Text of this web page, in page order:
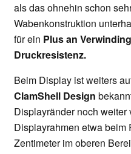
als das ohnehin schon
Wabenkonstruktion
für ein Plus an
Druckresistenz.
Beim Display ist weiters
ClamShell Design
Displayränder noch
Displayrahmen etwa beim
Zentimeter im oberen